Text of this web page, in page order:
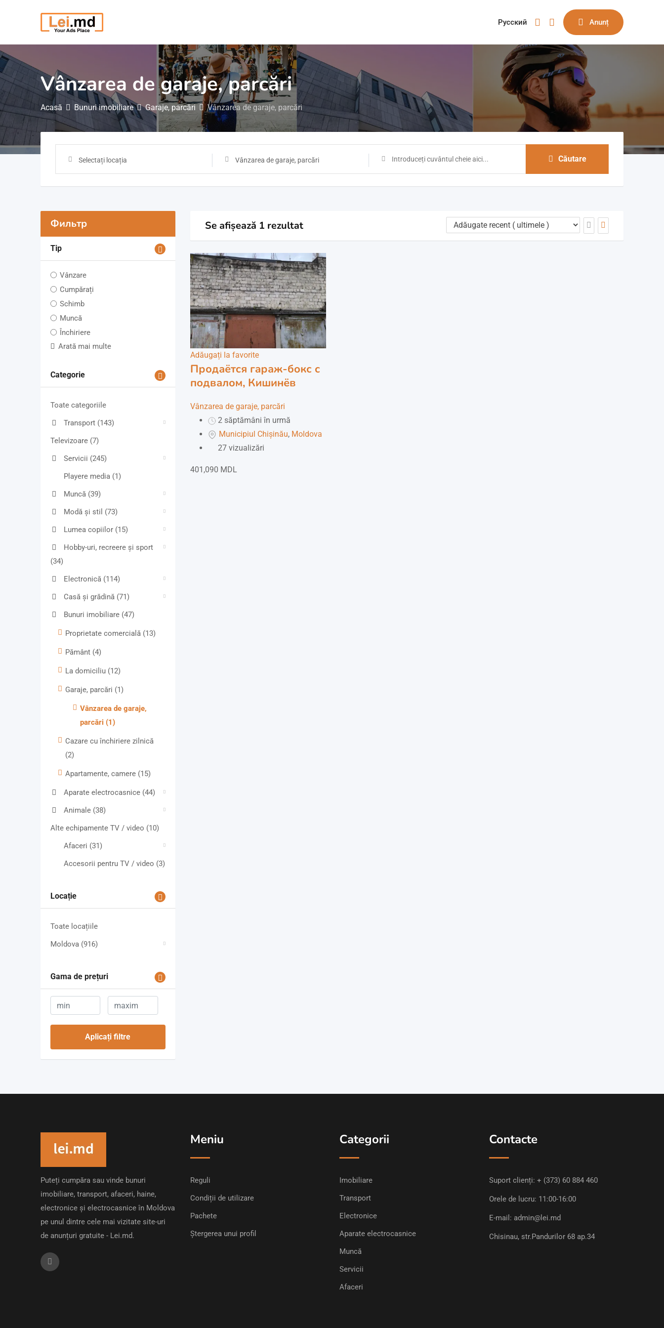
Русский Anunț
Vânzarea de garaje, parcări
Acasă Bunuri imobiliare Garaje, parcări Vânzarea de garaje, parcări
Selectați locația Vânzarea de garaje, parcări Căutare
Фильтр
Tip
Vânzare
Cumpărați
Schimb
Muncă
Închiriere
Arată mai multe
Categorie
Toate categoriile
Transport (143)
Televizoare (7)
Servicii (245)
Playere media (1)
Muncă (39)
Modă și stil (73)
Lumea copiilor (15)
Hobby-uri, recreere și sport
(34)
Electronică (114)
Casă și grădină (71)
Bunuri imobiliare (47)
Proprietate comercială (13)
Pământ (4)
La domiciliu (12)
Garaje, parcări (1)
Vânzarea de garaje,
parcări (1)
Cazare cu închiriere zilnică
(2)
Apartamente, camere (15)
Aparate electrocasnice (44)
Animale (38)
Alte echipamente TV / video (10)
Afaceri (31)
Accesorii pentru TV / video (3)
Locație
Toate locațiile
Moldova (916)
Gama de prețuri
Aplicați filtre
Se afișează 1 rezultat
Adăugați la favorite
Продаётся гараж-бокс с
подвалом, Кишинёв
Vânzarea de garaje, parcări
2 săptămâni în urmă
Municipiul Chișinău, Moldova
27 vizualizări
401,090 MDL
Puteți cumpăra sau vinde bunuri
imobiliare, transport, afaceri, haine,
electronice și electrocasnice în Moldova
pe unul dintre cele mai vizitate site-uri
de anunțuri gratuite - Lei.md.
Meniu
Reguli
Condiții de utilizare
Pachete
Ștergerea unui profil
Categorii
Imobiliare
Transport
Electronice
Aparate electrocasnice
Muncă
Servicii
Afaceri
Contacte
Suport clienți: + (373) 60 884 460
Orele de lucru: 11:00-16:00
E-mail: admin@lei.md
Chisinau, str.Pandurilor 68 ap.34